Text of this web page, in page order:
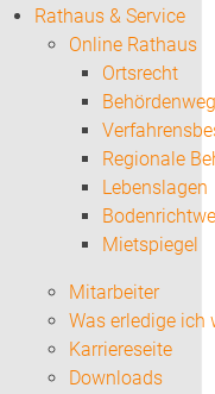
Rathaus & Service
Online Rathaus
Ortsrecht
Regionale
Lebenslagen
Mietspiegel
Mitarbeiter
Was erledige ich
Karriereseite
Downloads